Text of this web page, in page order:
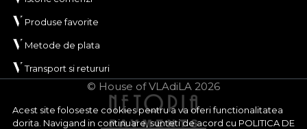
Acest site foloseste cookies pentru a va oferi functionalitatea
dorita. Navigand in continuare, sunteti de acord cu POLITICA DE
Produse favorite
Metode de plata
Transport si retururi
© House of VLAdiLA 2026